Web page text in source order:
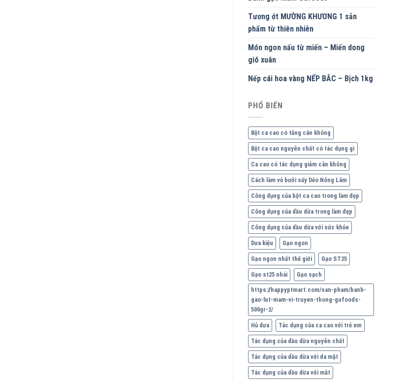
Tương ớt MƯỜNG KHƯƠNG 1 sản
phẩm từ thiên nhiên
Món ngon nấu từ miến – Miến dong
gió xuân
Nếp cái hoa vàng NẾP BẮC – Bịch 1kg
PHỔ BIẾN
Bột ca cao có tăng cân không
Bột ca cao nguyên chất có tác dụng gì
Ca cao có tác dụng giảm cân không
Cách làm vỏ bưởi sấy Dẻo Nông Lâm
Công dụng của bột ca cao trong làm đẹp
Công dụng của dầu dừa trong làm đẹp
Công dụng của dầu dừa với sức khỏe
Dưa kiệu Gạo ngon
Gạo ngon nhất thế giới Gạo ST25
Gạo st25 nhái Gạo sạch
https://happyptmart.com/san-pham/banh-
gao-lut-mam-vi-truyen-thong-gufoods-
500gr-2/
Hủ dưa Tác dụng của ca cao với trẻ em
Tác dụng của dầu dừa nguyên chất
Tác dụng của dầu dừa với da mặt
Tác dụng của dầu dừa với mắt